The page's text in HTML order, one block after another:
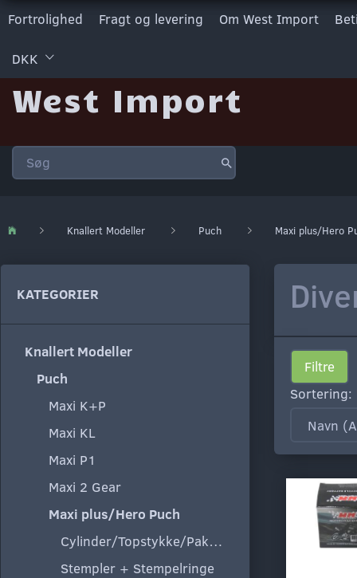
Fortrolighed Fragt og levering Om West Import
DKK
West Import
Knallert Modeller Puch Maxi plus/Hero
KATEGORIER
Knallert Modeller
Puch
Maxi K+P
Maxi KL
Maxi P1
Maxi 2 Gear
Maxi plus/Hero Puch
Cylinder/Topstykke/Pakning
Stempler + Stempelringe
Filtre
Sortering: